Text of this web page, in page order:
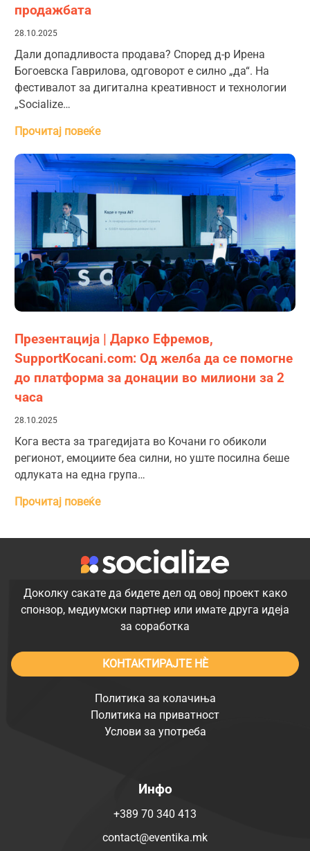
продажбата
28.10.2025
Дали допадливоста продава? Според д-р Ирена
Богоевска Гаврилова, одговорот е силно „да“. На
фестивалот за дигитална креативност и технологии
„Socialize…
Прочитај повеќе
Презентација | Дарко Ефремов,
SupportKocani.com: Од желба да се помогне
до платформа за донации во милиони за 2
часа
28.10.2025
Кога веста за трагедијата во Кочани го обиколи
регионот, емоциите беа силни, но уште посилна беше
одлуката на една група…
Прочитај повеќе
Доколку сакате да бидете дел од овој проект како
спонзор, медиумски партнер или имате друга идеја
за соработка
КОНТАКТИРАЈТЕ НÈ
Политика за колачиња
Политика на приватност
Услови за употреба
Инфо
+389 70 340 413
contact@eventika.mk